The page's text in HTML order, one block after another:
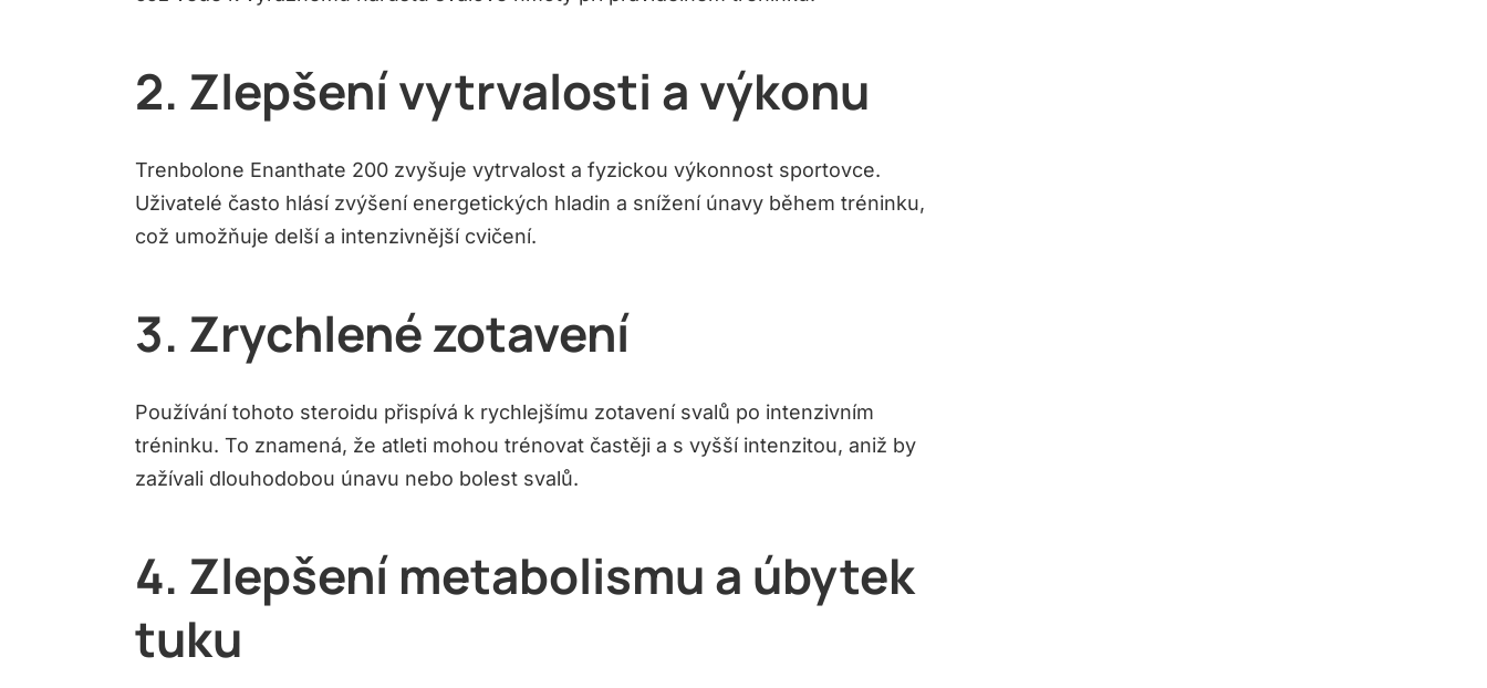
2. Zlepšení vytrvalosti a výkonu
Trenbolone Enanthate 200 zvyšuje vytrvalost a fyzickou výkonnost sportovce.
Uživatelé často hlásí zvýšení energetických hladin a snížení únavy během tréninku,
což umožňuje delší a intenzivnější cvičení.
3. Zrychlené zotavení
Používání tohoto steroidu přispívá k rychlejšímu zotavení svalů po intenzivním
tréninku. To znamená, že atleti mohou trénovat častěji a s vyšší intenzitou, aniž by
zažívali dlouhodobou únavu nebo bolest svalů.
4. Zlepšení metabolismu a úbytek
tuku